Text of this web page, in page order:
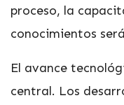
proceso, la
conocimientos
El avance
central. Los